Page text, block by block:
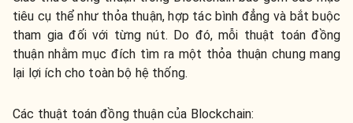
tiêu cụ thể như thỏa thuận, hợp tác bình đẳng và bắt buộc
tham gia đối với từng nút. Do đó, mỗi thuật toán đồng
thuận nhằm mục đích tìm ra một thỏa thuận chung mang
lại lợi ích cho toàn bộ hệ thống.
Các thuật toán đồng thuận của Blockchain: